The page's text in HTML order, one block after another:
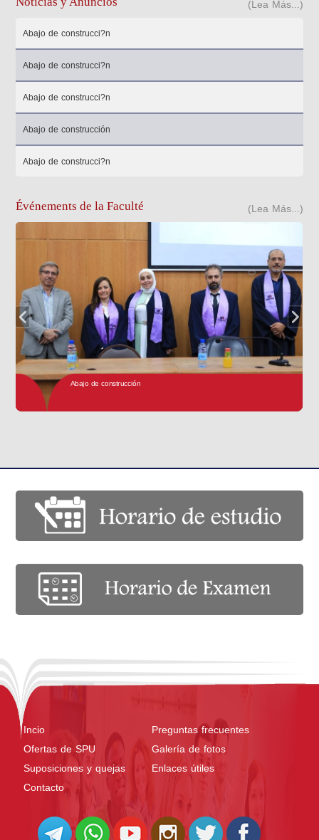
(Lea Más...)
Abajo de construcci?n
Abajo de construcci?n
Abajo de construcci?n
Abajo de construcción
Abajo de construcci?n
Événements de la Faculté (Lea Más...)
Incio
Preguntas frecuentes
Ofertas de SPU
Galería de fotos
Suposiciones y quejas
Enlaces útiles
Contacto